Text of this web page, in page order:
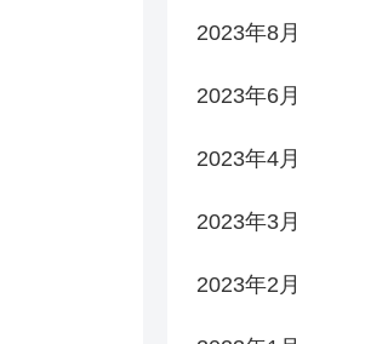
2023年8月
2023年6月
2023年4月
2023年3月
2023年2月